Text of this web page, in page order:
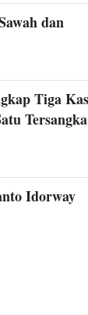
dan
Tiga
Tersangka
Idorway